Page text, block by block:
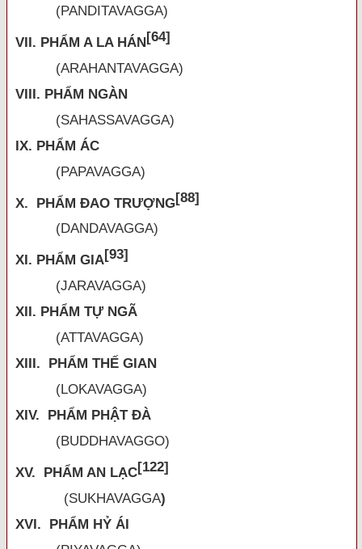
(PANDITAVAGGA)
VII. PHẨM A LA HÁN[64]
(ARAHANTAVAGGA)
VIII. PHẨM NGÀN
(SAHASSAVAGGA)
IX. PHẨM ÁC
(PAPAVAGGA)
X. PHẨM ĐAO TRƯỢNG[88]
(DANDAVAGGA)
XI. PHẨM GIA[93]
(JARAVAGGA)
XII. PHẨM TỰ NGÃ
(ATTAVAGGA)
XIII. PHẨM THẾ GIAN
(LOKAVAGGA)
XIV. PHẨM PHẬT ĐÀ
(BUDDHAVAGGO)
XV. PHẨM AN LẠC[122]
(SUKHAVAGGA)
XVI. PHẨM HỶ ÁI